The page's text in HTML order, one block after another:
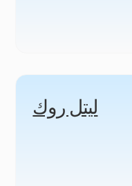
ليتل روك